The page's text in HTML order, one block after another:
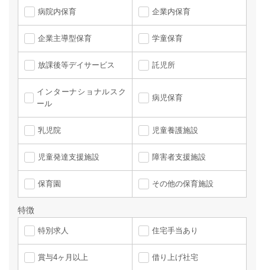
病院内保育 企業内保育
企業主導型保育 学童保育
放課後等デイサービス 託児所
インターナショナルスク
ール
病児保育
乳児院 児童養護施設
児童発達支援施設 障害者支援施設
保育園 その他の保育施設
特徴
特別求人 住宅手当あり
賞与4ヶ月以上 借り上げ社宅